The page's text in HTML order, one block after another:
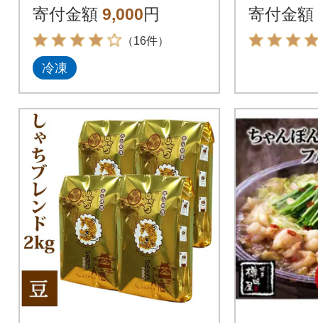
寄付金額 9,000円
（16件）
冷凍
寄付金額